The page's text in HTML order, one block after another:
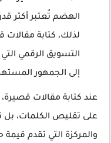
الهضم تُعتبر أكثر
لذلك، كتابة
التسويق الرقمي
إلى الجمهور
عند كتابة مقالات
على تقليص الكلمات، بل
والمركزة التي تقدم قيمة